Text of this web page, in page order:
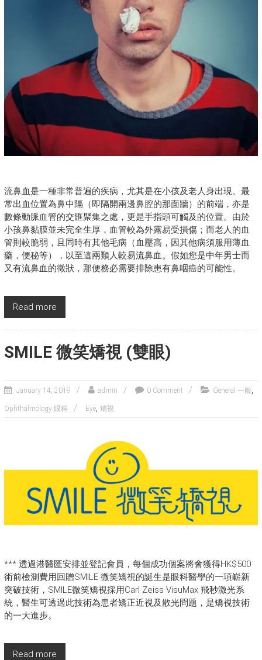
流鼻血是一種非常普遍的疾病，尤其是在小孩及老人身出現。最
常出血位置為鼻中隔（即隔開兩邊鼻腔的那面牆）的前端，亦是
數條動脈血管的交匯聚集之處，更是手指頭可觸及的位置。由於
小孩鼻黏膜並未完全生厚，血管較為外露易受損傷；而老人的血
管則較脆弱，且同時有其他毛病（血壓高，因其他病須服用薄血
藥，便秘等），以至這兩類人較易流鼻血。假如您是中年男士而
又有流鼻血的徵狀，那便務必需要排除患有鼻咽癌的可能性。
Read more
SMILE 微笑矯視 (雙眼)
January 14, 2019 admin 0 Comment General 一般,
Ophthalmology 眼科 Eye, 矯視
*** 透過港醫匯安排並登記會員，每個成功個案將會獲得HK$500
術前檢測費用回贈SMILE 微笑矯視的誕生是眼科醫學的一項嶄新
突破技術，SMILE微笑矯視採用Carl Zeiss VisuMax 飛秒激光系
統，醫生可透過此技術為患者矯正近視及散光問題，是矯視技術
的一大進步。
Read more